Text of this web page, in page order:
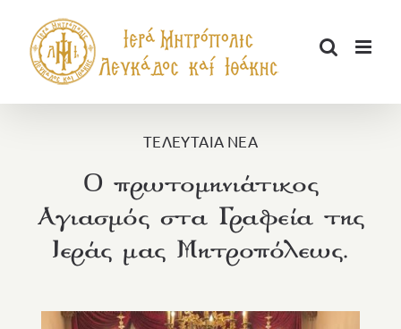
περιεχόμενο
ΤΕΛΕΥΤΑΙΑ ΝΕΑ
O πρωτομηνιάτικος
Αγιασμός στα Γραφεία της
Ιεράς μας Μητροπόλεως.